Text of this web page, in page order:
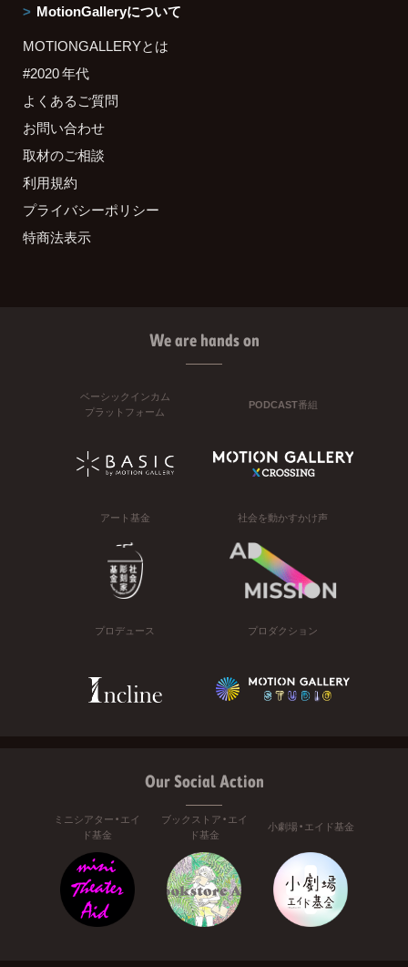
MotionGalleryについて
MOTIONGALLERYとは
#2020 年代
よくあるご質問
お問い合わせ
取材のご相談
利用規約
プライバシーポリシー
特商法表示
We are hands on
ベーシックインカム
プラットフォーム
PODCAST番組
アート基金 社会を動かすかけ声
プロデュース プロダクション
Our Social Action
ミニシアター・エイ
ド基金
ブックストア・エイ
ド基金
小劇場・エイド基金